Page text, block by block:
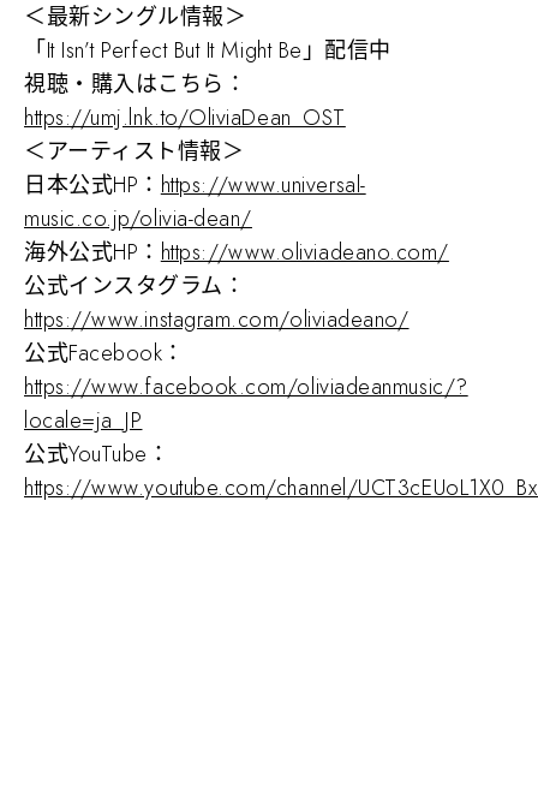
＜最新シングル情報＞
「It Isn’t Perfect But It Might Be」配信中
視聴・購入はこちら：
https://umj.lnk.to/OliviaDean_OST
＜アーティスト情報＞
日本公式HP：https://www.universal-
music.co.jp/olivia-dean/
海外公式HP：https://www.oliviadeano.com/
公式インスタグラム：
https://www.instagram.com/oliviadeano/
公式Facebook：
https://www.facebook.com/oliviadeanmusic/?
locale=ja_JP
公式YouTube：
https://www.youtube.com/channel/